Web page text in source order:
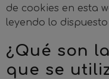
de cookies en esta
leyendo lo
¿Qué son
que se